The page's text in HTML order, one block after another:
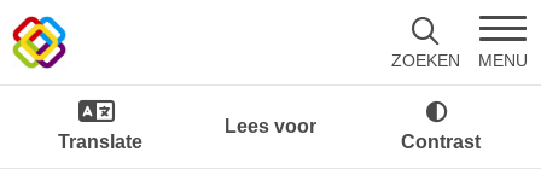
ZOEKEN MENU
Translate
Lees voor
Contrast